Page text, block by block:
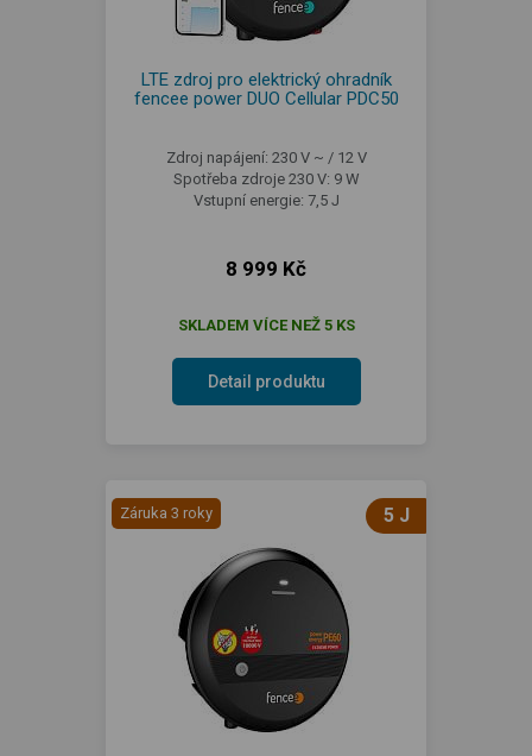
LTE zdroj pro elektrický ohradník
fencee power DUO Cellular PDC50
Zdroj napájení: 230 V ~ / 12 V
Spotřeba zdroje 230 V: 9 W
Vstupní energie: 7,5 J
8 999 Kč
SKLADEM VÍCE NEŽ 5 KS
Detail produktu
Záruka 3 roky 5 J